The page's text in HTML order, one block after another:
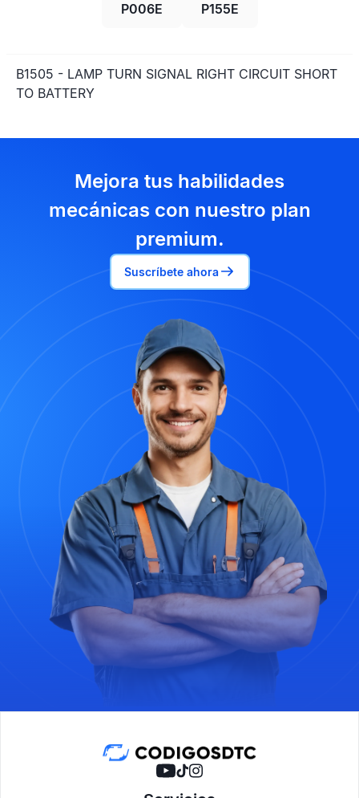
P006E P155E
B1505 - LAMP TURN SIGNAL RIGHT CIRCUIT SHORT
TO BATTERY
Mejora tus habilidades
mecánicas con nuestro plan
premium.
Suscríbete ahora